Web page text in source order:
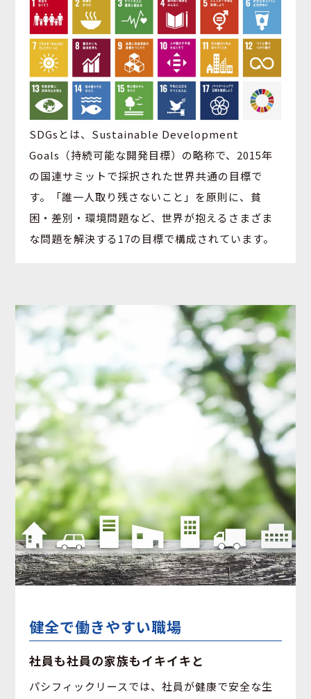
SDGsとは、Sustainable Development
Goals（持続可能な開発目標）の略称で、2015年
の国連サミットで採択された世界共通の目標で
す。「誰一人取り残さないこと」を原則に、貧
困・差別・環境問題など、世界が抱えるさまざま
な問題を解決する17の目標で構成されています。
健全で働きやすい職場
社員も社員の家族もイキイキと
パシフィックリースでは、社員が健康で安全な生